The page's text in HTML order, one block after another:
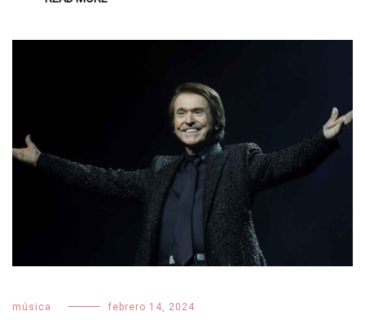
música febrero 14, 2024